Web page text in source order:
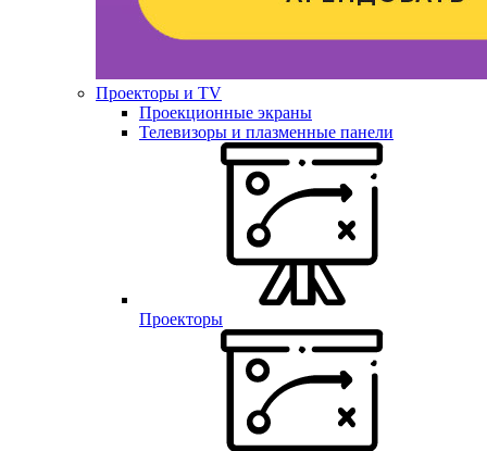
Проекторы и TV
Проекционные экраны
Телевизоры и плазменные панели
Проекторы